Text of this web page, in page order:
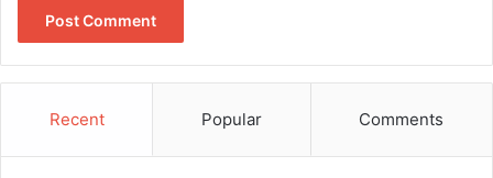
Recent Popular Comments